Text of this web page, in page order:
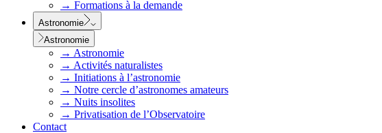
→ Formations à la demande
Astronomie
Astronomie
→ Astronomie
→ Activités naturalistes
→ Initiations à l’astronomie
→ Notre cercle d’astronomes amateurs
→ Nuits insolites
→ Privatisation de l’Observatoire
Contact